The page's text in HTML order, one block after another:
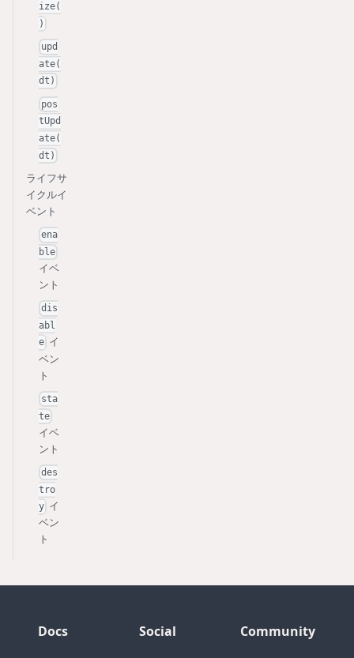
ize(
)
upd
ate(
dt)
pos
tUpd
ate(
dt)
ライフサ
イクルイ
ベント
ena
ble
イベ
ント
dis
abl
e イ
ベン
ト
sta
te
イベ
ント
des
tro
y イ
ベン
ト
Docs
Social
Community